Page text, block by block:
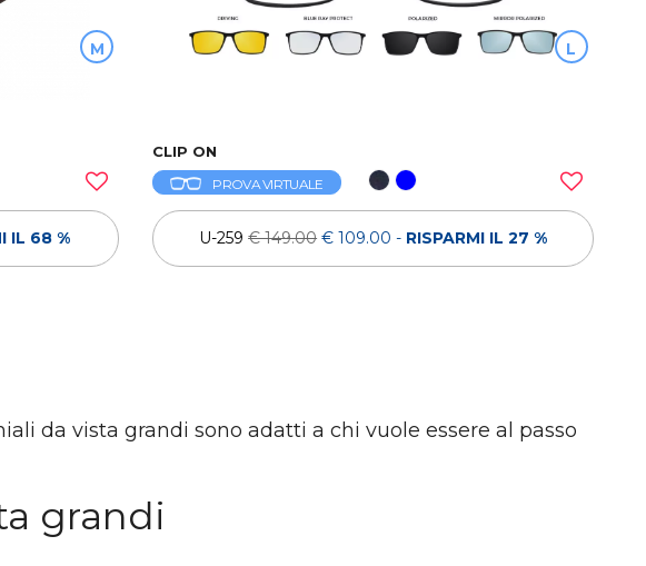
M
IL 68 %
L
CLIP ON
PROVA VIRTUALE
U-259€ 149.00 € 109.00 - RISPARMI IL 27 %
da vista grandi sono adatti a chi vuole essere al passo
grandi